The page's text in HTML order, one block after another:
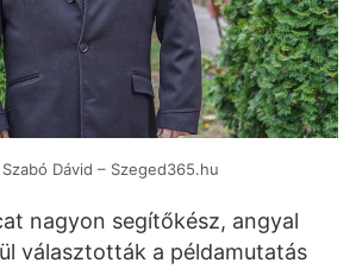
Dávid – Szeged365.hu
nagyon segítőkész, angyal
választották a példamutatás